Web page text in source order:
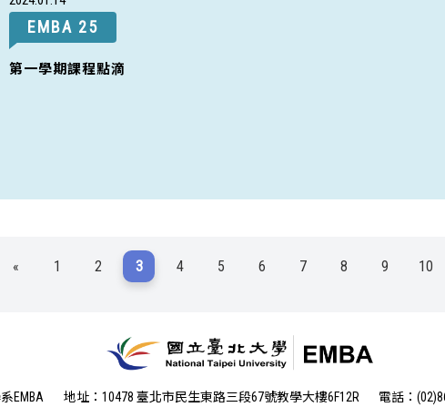
EMBA 25
第一學期課程點滴
« 1 2 3 4 5 6 7 8 9 10
EMBA 地址：10478 臺北市民生東路三段67號教學大樓6F12R 電話：